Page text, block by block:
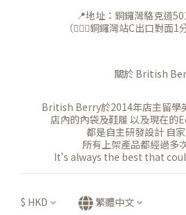
📍地址：銅鑼灣駱克道
（🚶🏻‍♀️銅鑼灣站C出口對面1
關於 British
British Berry於2014年店主留學
店內的內袋及鞋履 以及現在的
都是自主研發設計 自
所有上架產品都經過多
It's always the best that
$ HKD 繁體中文